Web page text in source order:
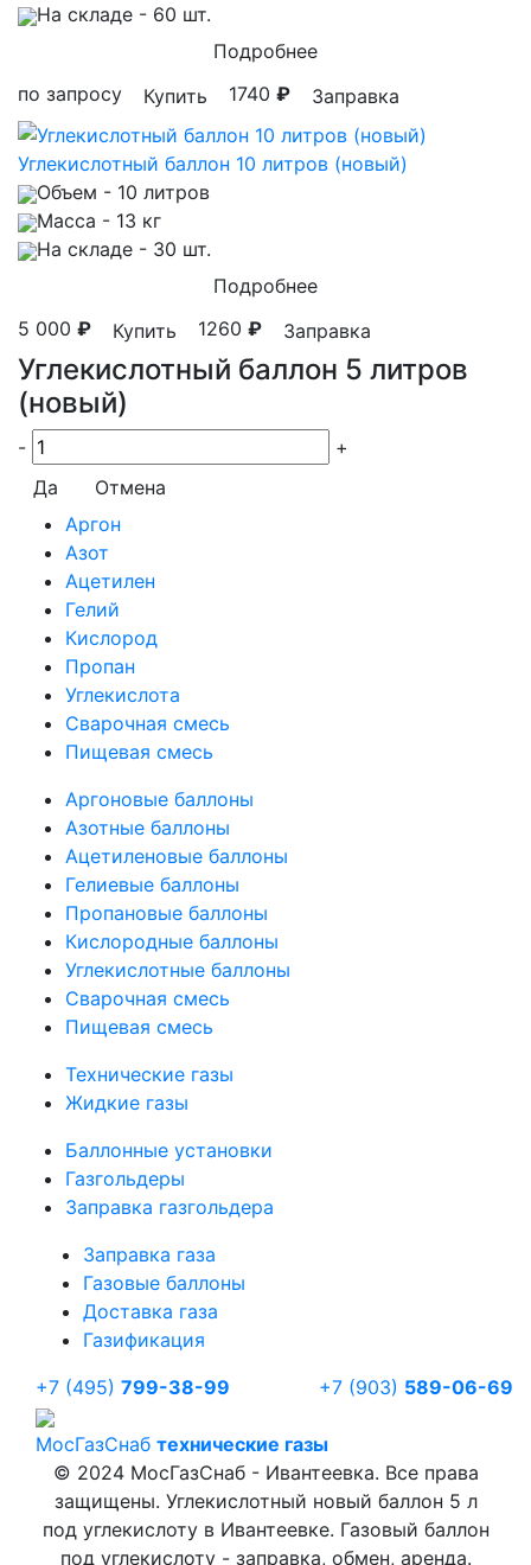
На складе - 60 шт.
Подробнее
по запросу
Купить 1740 ₽ Заправка
Углекислотный баллон 10 литров (новый)
Объем - 10 литров
Масса - 13 кг
На складе - 30 шт.
Подробнее
5 000 ₽ Купить 1260 ₽ Заправка
Углекислотный баллон 5 литров
(новый)
-
+
Да
Отмена
Аргон
Азот
Ацетилен
Гелий
Кислород
Пропан
Углекислота
Сварочная смесь
Пищевая смесь
Аргоновые баллоны
Азотные баллоны
Ацетиленовые баллоны
Гелиевые баллоны
Пропановые баллоны
Кислородные баллоны
Углекислотные баллоны
Сварочная смесь
Пищевая смесь
Технические газы
Жидкие газы
Баллонные установки
Газгольдеры
Заправка газгольдера
Заправка газа
Газовые баллоны
Доставка газа
Газификация
+7 (495) 799-38-99 +7 (903) 589-06-69
МосГазСнаб технические газы
© 2024 МосГазСнаб - Ивантеевка. Все права
защищены. Углекислотный новый баллон 5 л
под углекислоту в Ивантеевке. Газовый баллон
под углекислоту - заправка, обмен, аренда.